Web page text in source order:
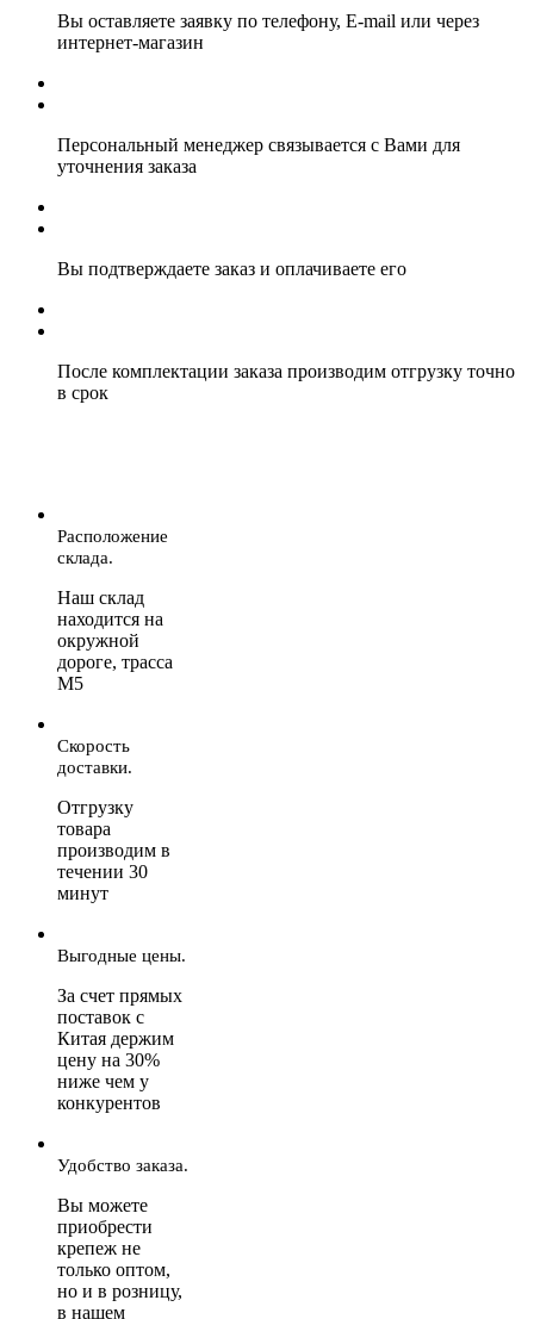
Вы оставляете заявку по телефону, E-mail или через
интернет-магазин
Персональный менеджер связывается с Вами для
уточнения заказа
Вы подтверждаете заказ и оплачиваете его
После комплектации заказа производим отгрузку точно
в срок
Расположение
склада.
Наш склад
находится на
окружной
дороге, трасса
М5
Скорость
доставки.
Отгрузку
товара
производим в
течении 30
минут
Выгодные цены.
За счет прямых
поставок с
Китая держим
цену на 30%
ниже чем у
конкурентов
Удобство заказа.
Вы можете
приобрести
крепеж не
только оптом,
но и в розницу,
в нашем